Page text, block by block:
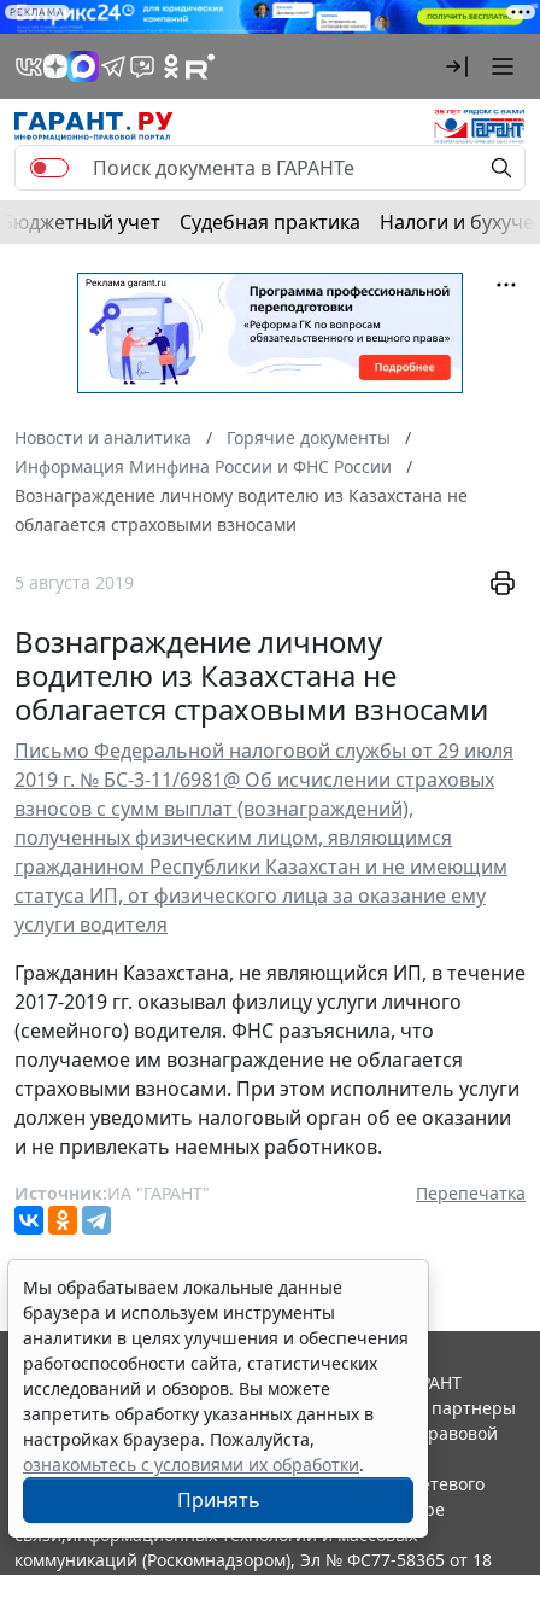
РЕКЛАМА
Бюджетный учет Судебная практика Налоги и
Новости и аналитика
Горячие документы
Информация Минфина России и ФНС России
Вознаграждение личному водителю из Казахстана не
облагается страховыми взносами
5 августа 2019
Вознаграждение личному
водителю из Казахстана не
облагается страховыми взносами
Письмо Федеральной налоговой службы от 29 июля
2019 г. № БС-3-11/6981@ Об исчислении страховых
взносов с сумм выплат (вознаграждений),
полученных физическим лицом, являющимся
гражданином Республики Казахстан и не имеющим
статуса ИП, от физического лица за оказание ему
услуги водителя
Гражданин Казахстана, не являющийся ИП, в течение
2017-2019 гг. оказывал физлицу услуги личного
(семейного) водителя. ФНС разъяснила, что
получаемое им вознаграждение не облагается
страховыми взносами. При этом исполнитель услуги
должен уведомить налоговый орган об ее оказании
и не привлекать наемных работников.
Источник:ИА "ГАРАНТ" Перепечатка
Мы обрабатываем локальные данные
браузера и используем инструменты
аналитики в целях улучшения и обеспечения
работоспособности сайта, статистических
исследований и обзоров. Вы можете
запретить обработку указанных данных в
настройках браузера. Пожалуйста,
ознакомьтесь с условиями их обработки.
Принять
© ООО "НПП "ГАРАНТ-СЕРВИС", 2026. Система ГАРАНТ
выпускается с 1990 года. Компания "Гарант" и ее партнеры
являются участниками Российской ассоциации правовой
информации ГАРАНТ.
Портал ГАРАНТ.РУ зарегистрирован в качестве сетевого
издания Федеральной службой по надзору в сфере
связи,информационных технологий и массовых
коммуникаций (Роскомнадзором), Эл № ФС77-58365 от 18